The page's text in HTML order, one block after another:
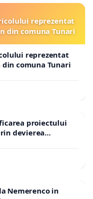
reprezentat
din comuna Tunari
reprezentat
comuna Tunari
proiectului
devierea
Nemerenco in